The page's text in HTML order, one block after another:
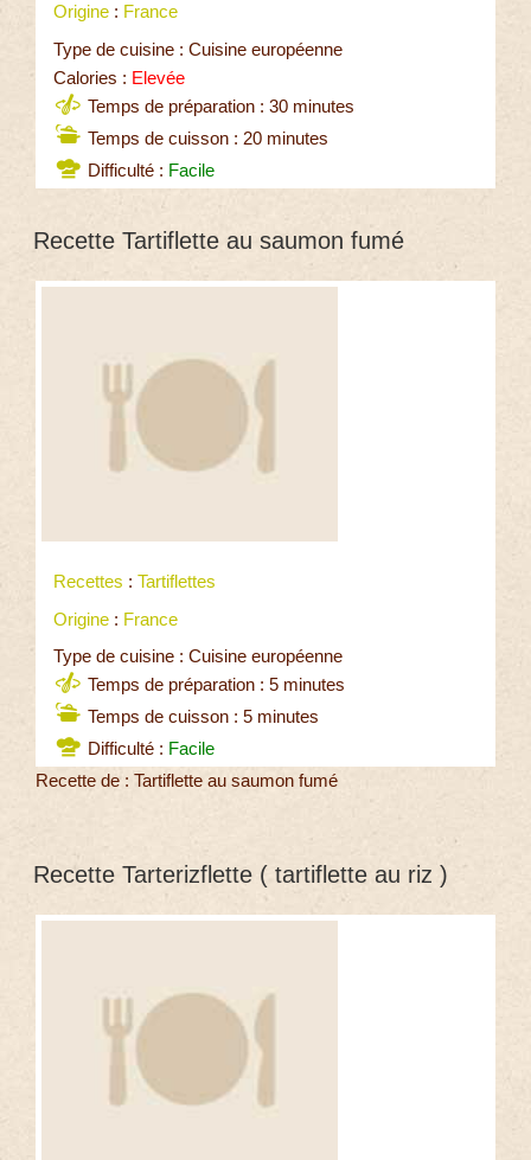
Origine : France
Type de cuisine : Cuisine européenne
Calories : Elevée
Temps de préparation : 30 minutes
Temps de cuisson : 20 minutes
Difficulté : Facile
Recette Tartiflette au saumon fumé
Recettes : Tartiflettes
Origine : France
Type de cuisine : Cuisine européenne
Temps de préparation : 5 minutes
Temps de cuisson : 5 minutes
Difficulté : Facile
Recette de : Tartiflette au saumon fumé
Recette Tarterizflette ( tartiflette au riz )